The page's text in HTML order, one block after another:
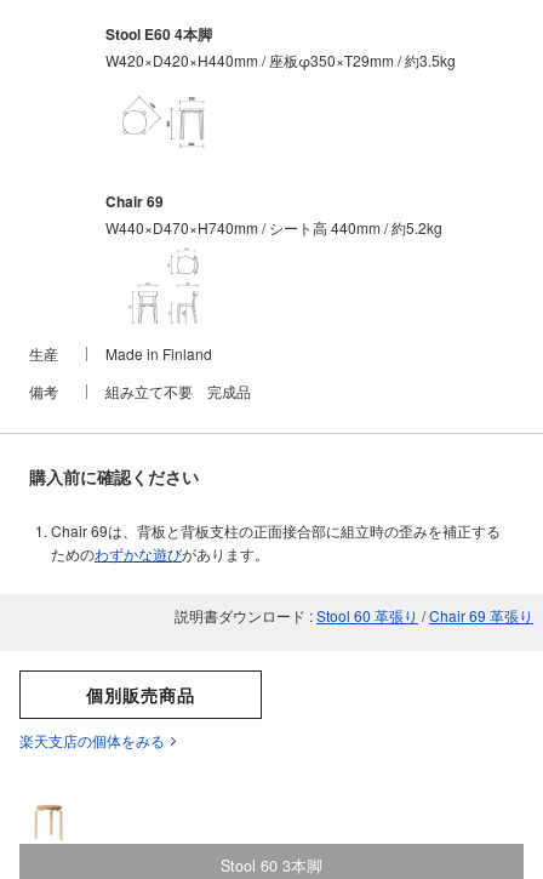
Stool E60 4本脚
W420×D420×H440mm / 座板φ350×T29mm / 約3.5kg
Chair 69
W440×D470×H740mm / シート高 440mm / 約5.2kg
生産
Made in Finland
備考
組み立て不要 完成品
購入前に確認ください
Chair 69は、背板と背板支柱の正面接合部に組立時の歪みを補正する
ためのわずかな遊びがあります。
説明書ダウンロード :Stool 60 革張り /Chair 69 革張り
個別販売商品
楽天支店の個体をみる
Stool 60 3本脚